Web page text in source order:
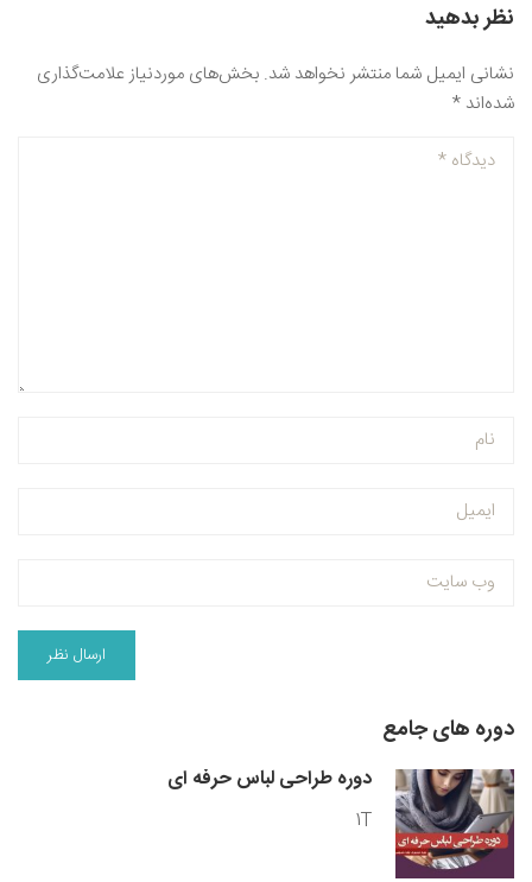
نظر بدهید
نشانی ایمیل شما منتشر نخواهد شد. بخش‌های موردنیاز علامت‌گذاری
شده‌اند *
دوره های جامع
دوره طراحی لباس حرفه ای
1T